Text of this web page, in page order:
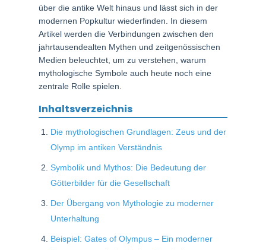
über die antike Welt hinaus und lässt sich in der
modernen Popkultur wiederfinden. In diesem
Artikel werden die Verbindungen zwischen den
jahrtausendealten Mythen und zeitgenössischen
Medien beleuchtet, um zu verstehen, warum
mythologische Symbole auch heute noch eine
zentrale Rolle spielen.
Inhaltsverzeichnis
Die mythologischen Grundlagen: Zeus und der
Olymp im antiken Verständnis
Symbolik und Mythos: Die Bedeutung der
Götterbilder für die Gesellschaft
Der Übergang von Mythologie zu moderner
Unterhaltung
Beispiel: Gates of Olympus – Ein moderner